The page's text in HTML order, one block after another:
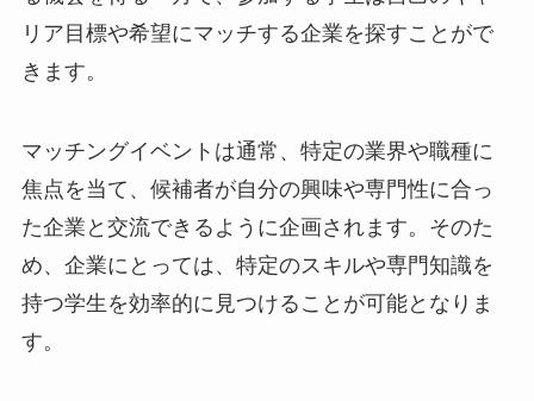
リア目標や希望にマッチする企業を探すことがで
きます。
マッチングイベントは通常、特定の業界や職種に
焦点を当て、候補者が自分の興味や専門性に合っ
た企業と交流できるように企画されます。そのた
め、企業にとっては、特定のスキルや専門知識を
持つ学生を効率的に見つけることが可能となりま
す。